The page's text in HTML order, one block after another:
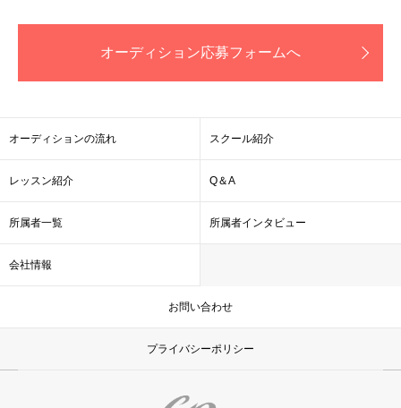
オーディション応募フォームへ
オーディションの流れ スクール紹介
レッスン紹介 Q＆A
所属者一覧 所属者インタビュー
会社情報
お問い合わせ
プライバシーポリシー